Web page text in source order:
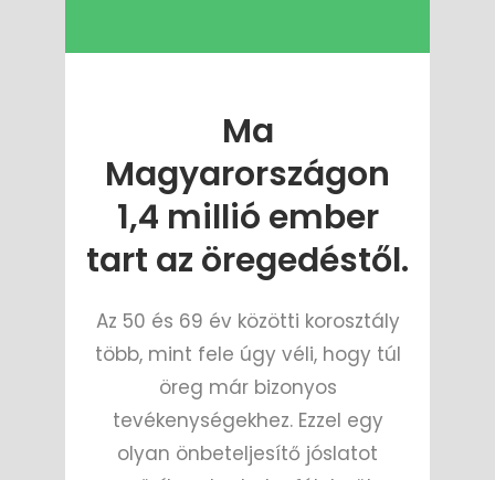
Ma
Magyarországon
1,4 millió ember
tart az öregedéstől.
Az 50 és 69 év közötti korosztály
több, mint fele úgy véli, hogy túl
öreg már bizonyos
tevékenységekhez. Ezzel egy
olyan önbeteljesítő jóslatot